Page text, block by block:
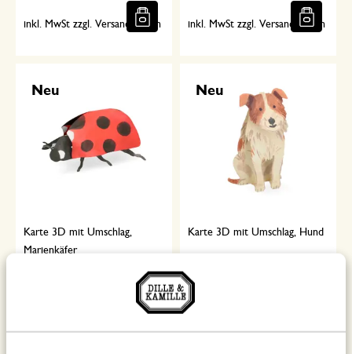
inkl. MwSt zzgl. Versandkosten inkl. MwSt zzgl. Versandkosten
Neu
Karte 3D mit Umschlag,
Marienkäfer
inkl. MwSt zzgl. Versandkosten
Neu
Karte 3D mit Umschlag, Hund
4,50
inkl. MwSt zzgl. Versandkosten